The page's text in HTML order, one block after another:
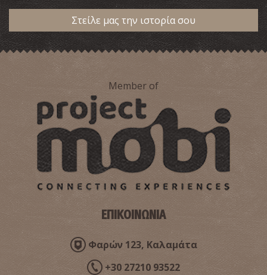
Στείλε μας την ιστορία σου
Member of
ΕΠΙΚΟΙΝΩΝΙΑ
Φαρών 123, Καλαμάτα
+30 27210 93522